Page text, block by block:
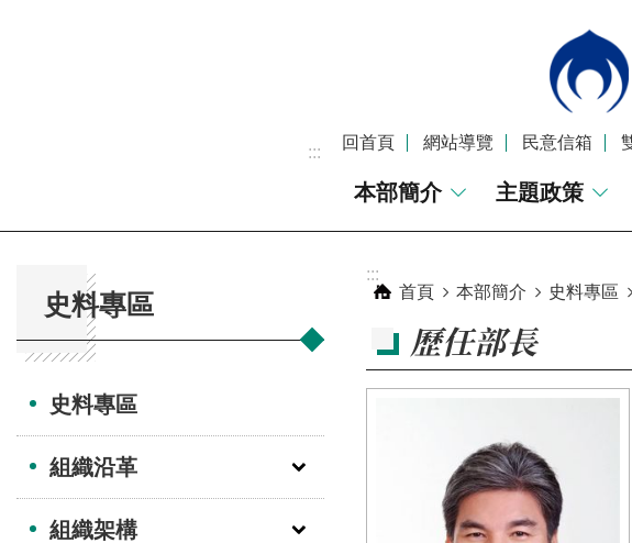
:::
回首頁 網站導覽 民意信箱
本部簡介 主題政策
史料專區
史料專區
組織沿革
組織架構
:::
首頁
本部簡介 史料專區
歷任部長